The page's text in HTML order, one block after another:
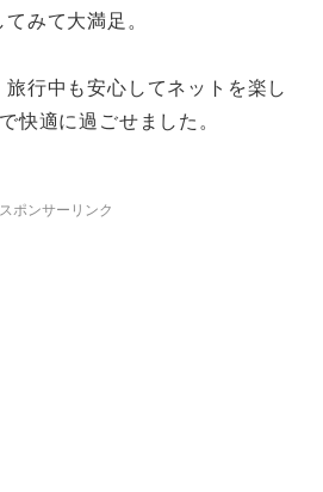
みて大満足。
行中も安心してネットを楽し
快適に過ごせました。
スポンサーリンク